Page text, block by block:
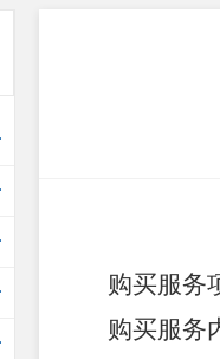
购买服务
购买服务